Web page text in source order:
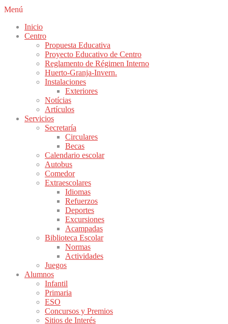
Menú
Inicio
Centro
Propuesta Educativa
Proyecto Educativo de Centro
Reglamento de Régimen Interno
Huerto-Granja-Invern.
Instalaciones
Exteriores
Notícias
Artículos
Servicios
Secretaría
Circulares
Becas
Calendario escolar
Autobus
Comedor
Extraescolares
Idiomas
Refuerzos
Deportes
Excursiones
Acampadas
Biblioteca Escolar
Normas
Actividades
Juegos
Alumnos
Infantil
Primaria
ESO
Concursos y Premios
Sitios de Interés